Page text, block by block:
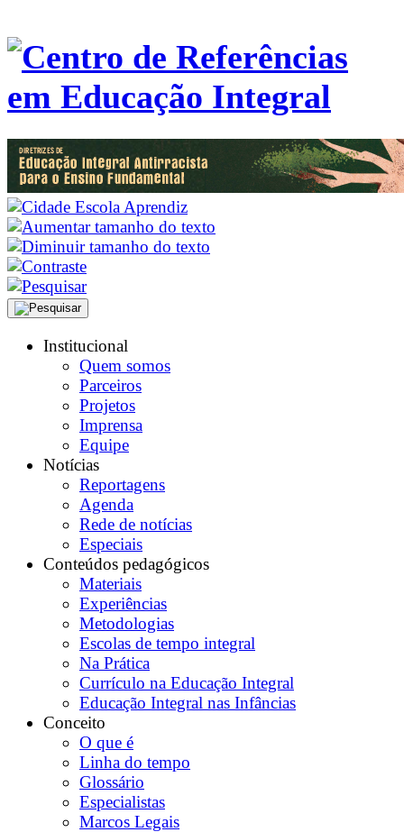
Institucional
Quem somos
Parceiros
Projetos
Imprensa
Equipe
Notícias
Reportagens
Agenda
Rede de notícias
Especiais
Conteúdos pedagógicos
Materiais
Experiências
Metodologias
Escolas de tempo integral
Na Prática
Currículo na Educação Integral
Educação Integral nas Infâncias
Conceito
O que é
Linha do tempo
Glossário
Especialistas
Marcos Legais